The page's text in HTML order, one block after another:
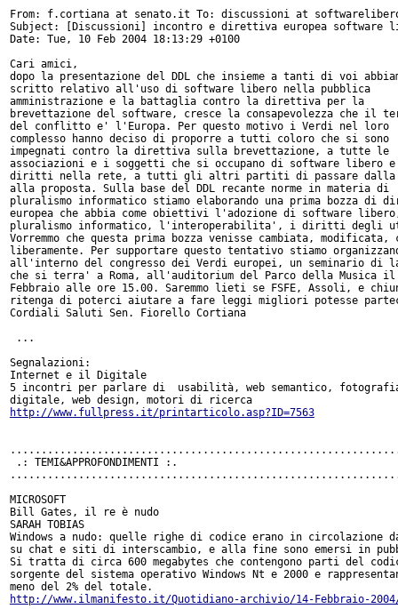
From: f.cortiana at senato.it To: discussioni at
Subject: [Discussioni] incontro e direttiva europea software
Date: Tue, 10 Feb 2004 18:13:29 +0100
Cari amici,
dopo la presentazione del DDL che insieme a tanti di voi
scritto relativo all'uso di software libero nella pubblica
amministrazione e la battaglia contro la direttiva per la
brevettazione del software, cresce la consapevolezza che il
del conflitto e' l'Europa. Per questo motivo i Verdi nel loro
complesso hanno deciso di proporre a tutti coloro che si sono
impegnati contro la direttiva sulla brevettazione, a tutte le
associazioni e i soggetti che si occupano di software libero
diritti nella rete, a tutti gli altri partiti di passare dalla
alla proposta. Sulla base del DDL recante norme in materia di
pluralismo informatico stiamo elaborando una prima bozza di
europea che abbia come obiettivi l'adozione di software
pluralismo informatico, l'interoperabilita', i diritti degli
Vorremmo che questa prima bozza venisse cambiata,
liberamente. Per supportare questo tentativo stiamo
all'interno del congresso dei Verdi europei, un seminario di
che si terra' a Roma, all'auditorium del Parco della Musica il
Febbraio alle ore 15.00. Saremmo lieti se FSFE, Assoli, e
ritenga di poterci aiutare a fare leggi migliori potesse
Cordiali Saluti Sen. Fiorello Cortiana
...
Segnalazioni:
Internet e il Digitale
5 incontri per parlare di  usabilità, web semantico,
digitale, web design, motori di ricerca
http://www.fullpress.it/printarticolo.asp?ID=7563
.: TEMI&APPROFONDIMENTI :.
MICROSOFT
Bill Gates, il re è nudo
SARAH TOBIAS
Windows a nudo: quelle righe di codice erano in circolazione
su chat e siti di interscambio, e alla fine sono emersi in
Si tratta di circa 600 megabytes che contengono parti del
sorgente del sistema operativo Windows Nt e 2000 e
http://www.ilmanifesto.it/Quotidiano-archivio/14-Febbraio-